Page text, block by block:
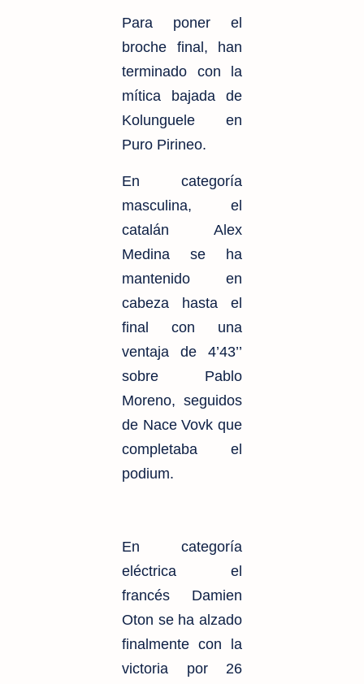
Para poner el
broche final, han
terminado con la
mítica bajada de
Kolunguele en
Puro Pirineo.
En categoría
masculina, el
catalán Alex
Medina se ha
mantenido en
cabeza hasta el
final con una
ventaja de 4’43’’
sobre Pablo
Moreno, seguidos
de Nace Vovk que
completaba el
podium.
En categoría
eléctrica el
francés Damien
Oton se ha alzado
finalmente con la
victoria por 26